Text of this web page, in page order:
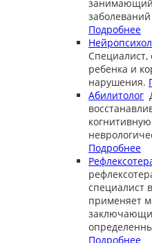
Подробнее
ребенка и
нарушения.
Абилитолог
Подробнее
специалист
применяет
Подробнее